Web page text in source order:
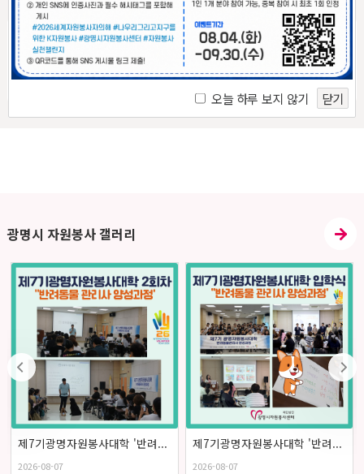
오늘 하루 보지 않기 닫기
부정부패
신고센터
광명시 자원봉사 갤러리
제7기광명자원봉사대학 '반려...
2026-08-07
제7기광명자원봉사대학 '반려...
2026-08-07